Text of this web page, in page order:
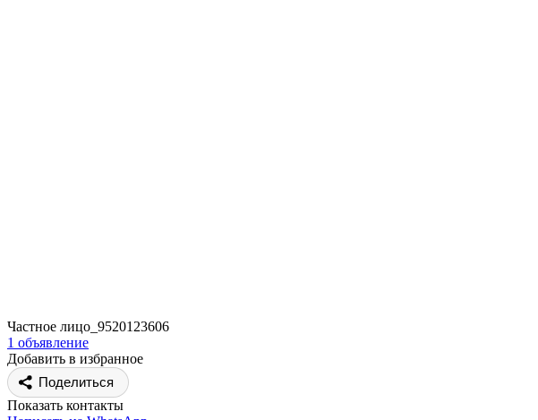
Частное лицо_9520123606
1 объявление
Добавить в избранное
Поделиться
Показать контакты